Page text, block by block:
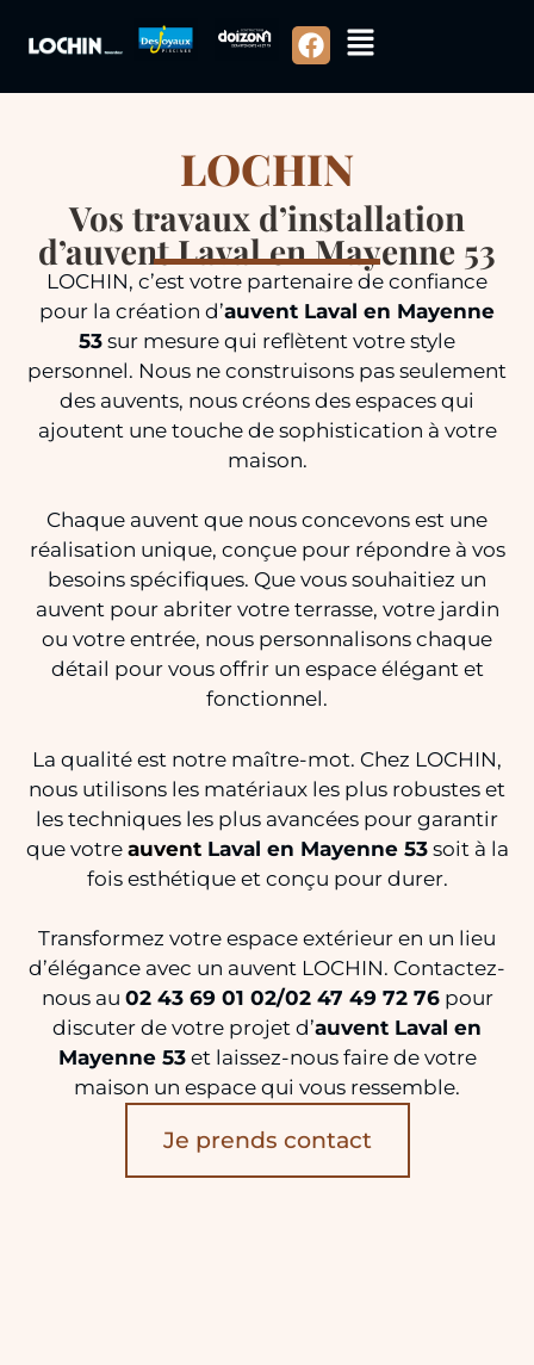
LOCHIN
Vos travaux d’installation
d’auvent Laval en Mayenne 53
LOCHIN, c’est votre partenaire de confiance
pour la création d’auvent Laval en Mayenne
53 sur mesure qui reflètent votre style
personnel. Nous ne construisons pas seulement
des auvents, nous créons des espaces qui
ajoutent une touche de sophistication à votre
maison.
Chaque auvent que nous concevons est une
réalisation unique, conçue pour répondre à vos
besoins spécifiques. Que vous souhaitiez un
auvent pour abriter votre terrasse, votre jardin
ou votre entrée, nous personnalisons chaque
détail pour vous offrir un espace élégant et
fonctionnel.
La qualité est notre maître-mot. Chez LOCHIN,
nous utilisons les matériaux les plus robustes et
les techniques les plus avancées pour garantir
que votre auventLaval en Mayenne 53soit à la
fois esthétique et conçu pour durer.
Transformez votre espace extérieur en un lieu
d’élégance avec un auvent LOCHIN. Contactez-
nous au 02 43 69 01 02/02 47 49 72 76pour
discuter de votre projet d’auvent Laval en
Mayenne 53et laissez-nous faire de votre
maison un espace qui vous ressemble.
Je prends contact